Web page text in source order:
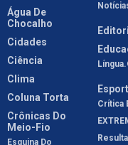
Água De
Chocalho
Cidades
Ciência
Clima
Coluna Torta
Crônicas Do
Meio-Fio
Esquina Do
Crítica